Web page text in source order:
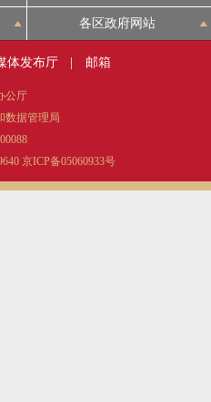
服务 投资项目
各区政府网站
体发布厅 邮箱
公厅
数据管理局
京ICP备05060933号